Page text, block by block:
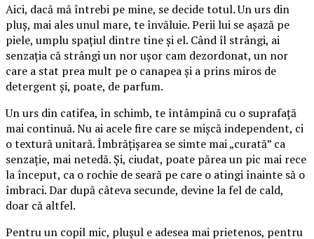
Aici, dacă mă întrebi pe mine, se decide totul. Un urs din
pluș, mai ales unul mare, te învăluie. Perii lui se așază pe
piele, umplu spațiul dintre tine și el. Când îl strângi, ai
senzația că strângi un nor ușor cam dezordonat, un nor
care a stat prea mult pe o canapea și a prins miros de
detergent și, poate, de parfum.
Un urs din catifea, în schimb, te întâmpină cu o suprafață
mai continuă. Nu ai acele fire care se mișcă independent, ci
o textură unitară. Îmbrățișarea se simte mai „curată” ca
senzație, mai netedă. Și, ciudat, poate părea un pic mai rece
la început, ca o rochie de seară pe care o atingi înainte să o
îmbraci. Dar după câteva secunde, devine la fel de cald,
doar că altfel.
Pentru un copil mic, plușul e adesea mai prietenos, pentru